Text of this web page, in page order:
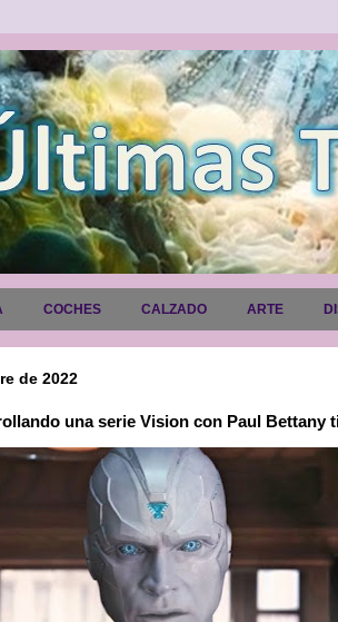
COCHES CALZADO ARTE
de 2022
una serie Vision con Paul Bettany